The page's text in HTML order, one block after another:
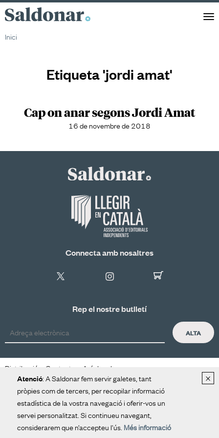
Saldonar
Inici
Etiqueta 'jordi amat'
Cap on anar segons Jordi Amat
16 de novembre de 2018
Connecta amb nosaltres
Rep el nostre butlletí
ALTA
Distribució Contacte Avís legal
×
Atenció: A Saldonar fem servir galetes, tant
pròpies com de tercers, per recopilar informació
estadística de la vostra navegació i oferir-vos un
servei personalitzat. Si continueu navegant,
considerarem que n’accepteu l’ús. Més informació